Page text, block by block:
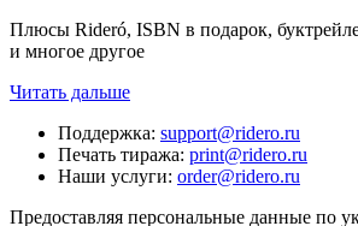
Плюсы Rideró, ISBN в подарок,
и многое другое
Читать дальше
Поддержка: support@ridero.ru
Печать тиража: print@ridero.ru
Наши услуги: order@ridero.ru
Предоставляя персональные данные по